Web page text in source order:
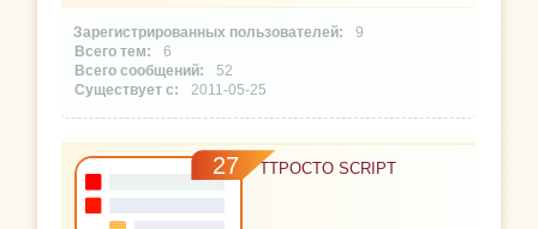
9
6
52
2011-05-25
27 TTPOCTO SCRIPT